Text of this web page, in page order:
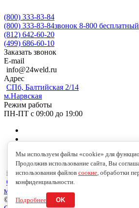
(800) 333-83-84
(800) 333-83-84звонок 8-800 бесплатный
(812) 642-60-20
(499) 686-60-10
Заказать звонок
E-mail
info@24weld.ru
Адрес
СПб, Балтийская 2/14
м.Нарвская
Режим работы
ПН-ПТ с 09:00 до 19:00
info@24weld.ru
СПб, Балтийская 2/14
м.Нарвская
© 2026 Copyright © 2009-2026 //
Мы используем файлы «cookie» для
Продолжив использование сайта, Вы
использования файлов соокие, обработки
конфиденциальности.
Подробнее OK